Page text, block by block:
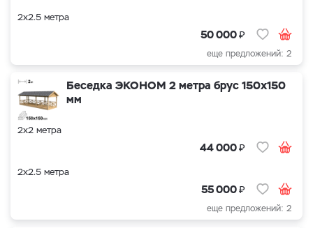
2х2.5 метра
50 000₽
еще предложений: 2
Беседка ЭКОНОМ 2 метра брус 150х150
мм
2х2 метра
44 000₽
2х2.5 метра
55 000₽
еще предложений: 2